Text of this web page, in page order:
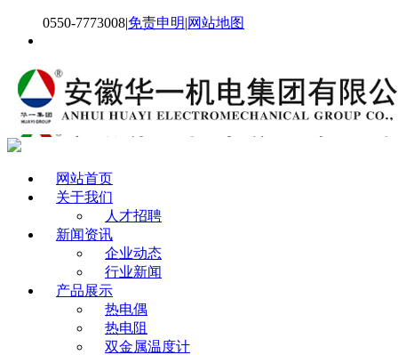
0550-7773008|免责申明|网站地图
网站首页
关于我们
人才招聘
新闻资讯
企业动态
行业新闻
产品展示
热电偶
热电阻
双金属温度计